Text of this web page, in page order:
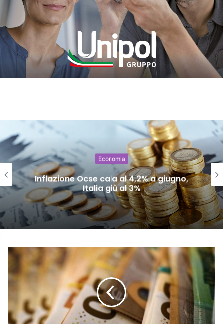
Economia
Inflazione Ocse cala al 4,2% a giugno,
Italia giù al 3%